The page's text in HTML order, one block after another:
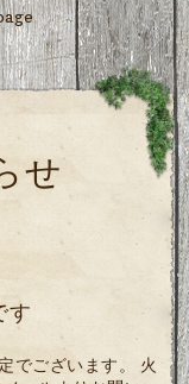
せ
す
でございます。 火